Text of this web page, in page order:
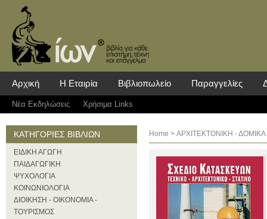
Αρχική Η Εταιρία Βιβλιοπωλείο Παραγγελίες
Νέα Eκδηλώσεις Χρήσιμα Links
ΚΑΤΗΓΟΡΙΕΣ ΒΙΒΛΙΩΝ
ΕΙΔΙΚΗ ΑΓΩΓΗ
ΠΑΙΔΑΓΩΓΙΚΗ
ΨΥΧΟΛΟΓΙΑ
ΚΟΙΝΩΝΙΟΛΟΓΙΑ
ΔΙΟΙΚΗΣΗ - ΟΙΚΟΝΟΜΙΑ -
ΤΟΥΡΙΣΜΟΣ
Home > ΑΡΧΙΤΕΚΤΟΝΙΚΗ -